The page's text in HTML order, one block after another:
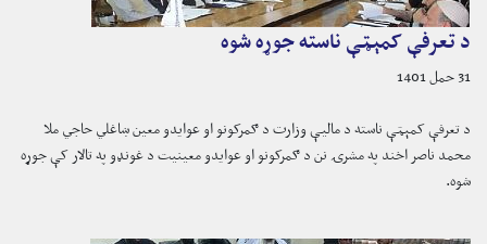
د تعرفې کمېټې ناسته جوړه شوه
31 حمل 1401
د تعرفې کمېټې ناسته د مالیې وزارت د ګمرکونو او عوایدو معین ښاغلي حاجي ملا
محمد ناصر اخند په مشرۍ نن د ګمرکونو او عوایدو معینیت د غونډو په تالار کې جوړه
شوه.